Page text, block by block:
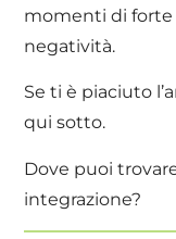
momenti di forte
negatività.
Se ti è piaciuto
qui sotto.
Dove puoi
integrazione?